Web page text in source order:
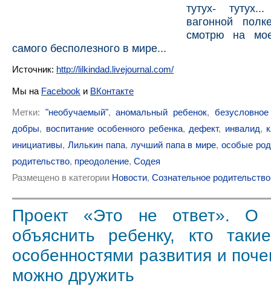
тутух-
вагонной
смотрю на
самого бесполезного в мире...
Источник: http://lilkindad.livejournal.com/
Мы на Facebook и ВКонтакте
Метки: "необучаемый",аномальный ребенок,
добры, воспитание особенного ребенка, дефект, инвалид,
инициативы, Лилькин папа, лучший папа в мире,особые
родительство, преодоление, Содея
Размещено в категории Новости, Сознательное родительство
Проект «Это не ответ». О
объяснить ребенку, кто
особенностями развития и
можно дружить